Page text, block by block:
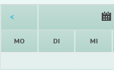
<
MONTAG DIENSTAG MI